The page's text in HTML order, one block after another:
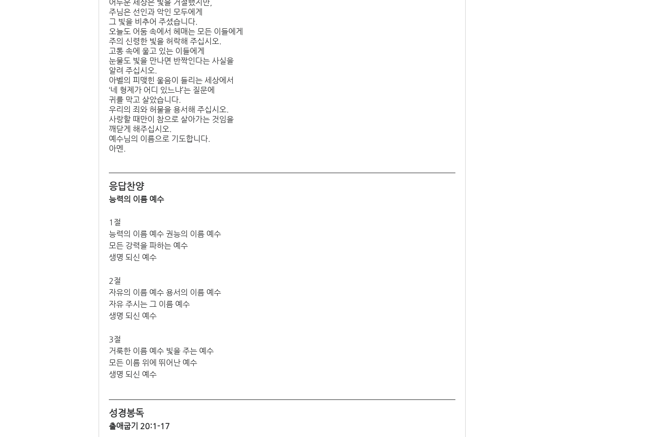
어두운 세상은 빛을 거절했지만,
주님은 선인과 악인 모두에게
그 빛을 비추어 주셨습니다.
오늘도 어둠 속에서 헤매는 모든 이들에게
주의 신령한 빛을 허락해 주십시오.
고통 속에 울고 있는 이들에게
눈물도 빛을 만나면 반짝인다는 사실을
알려 주십시오.
아벨의 피맺힌 울음이 들리는 세상에서
‘네 형제가 어디 있느냐’는 질문에
귀를 막고 살았습니다.
우리의 죄와 허물을 용서해 주십시오.
사랑할 때만이 참으로 살아가는 것임을
깨닫게 해주십시오.
예수님의 이름으로 기도합니다.
아멘.
응답찬양
능력의 이름 예수
1절
능력의 이름 예수 권능의 이름 예수
모든 강력을 파하는 예수
생명 되신 예수
2절
자유의 이름 예수 용서의 이름 예수
자유 주시는 그 이름 예수
생명 되신 예수
3절
거룩한 이름 예수 빛을 주는 예수
모든 이름 위에 뛰어난 예수
생명 되신 예수
성경봉독
출애굽기 20:1-17